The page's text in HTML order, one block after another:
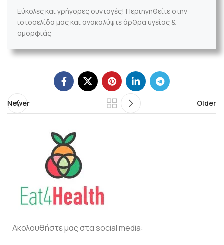
Εύκολες και γρήγορες συνταγές! Περιηγηθείτε στην
ιστοσελίδα μας και ανακαλύψτε άρθρα υγείας &
ομορφιάς
Newer Older
Ακολουθήστε μας στα social media: